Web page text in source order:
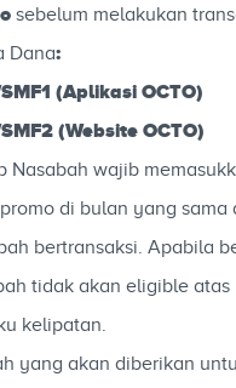
sebelum melakukan
Dana:
(Aplikasi OCTO)
(Website OCTO)
Nasabah wajib
di bulan yang sama
bertransaksi. Apabila
tidak akan eligible
kelipatan.
yang akan diberikan